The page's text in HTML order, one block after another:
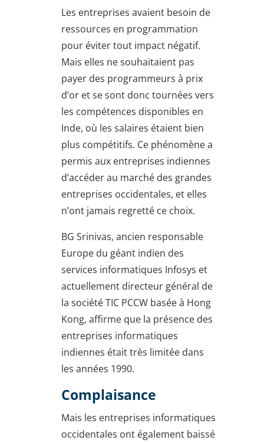
Les entreprises avaient besoin de
ressources en programmation
pour éviter tout impact négatif.
Mais elles ne souhaitaient pas
payer des programmeurs à prix
d’or et se sont donc tournées vers
les compétences disponibles en
Inde, où les salaires étaient bien
plus compétitifs. Ce phénomène a
permis aux entreprises indiennes
d’accéder au marché des grandes
entreprises occidentales, et elles
n’ont jamais regretté ce choix.
BG Srinivas, ancien responsable
Europe du géant indien des
services informatiques Infosys et
actuellement directeur général de
la société TIC PCCW basée à Hong
Kong, affirme que la présence des
entreprises informatiques
indiennes était très limitée dans
les années 1990.
Complaisance
Mais les entreprises informatiques
occidentales ont également baissé